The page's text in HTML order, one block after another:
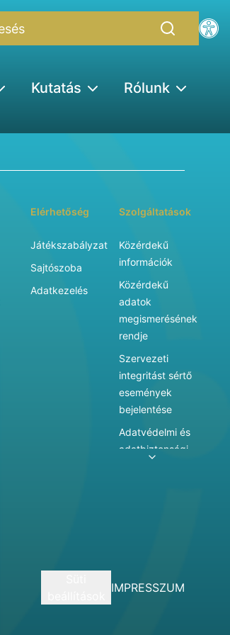
Kutatás
Rólunk
Elérhetőség
Játékszabályzat
Sajtószoba
Adatkezelés
Szolgáltatások
Közérdekű
információk
Közérdekű
adatok
megismerésének
rendje
Szervezeti
integritást sértő
események
bejelentése
Adatvédelmi és
adatbiztonsági
szolgáltatásai
IMPRESSZUM